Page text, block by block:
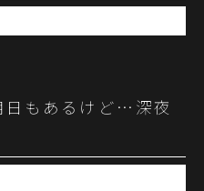
日もあるけど…深夜